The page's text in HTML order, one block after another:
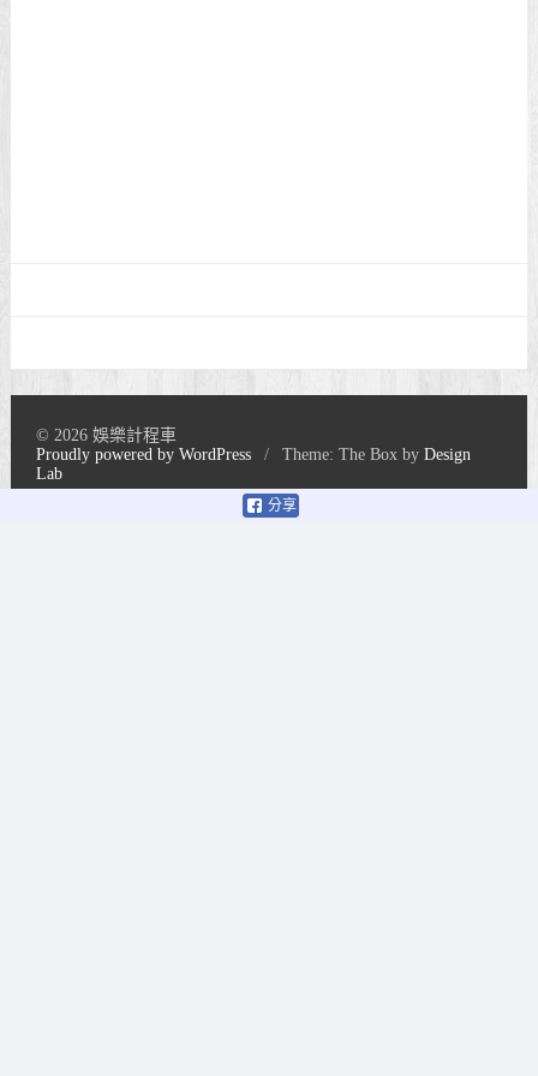
分享
© 2026 娛樂計程車
Proudly powered by WordPress
/ Theme: The Box byDesign
Lab